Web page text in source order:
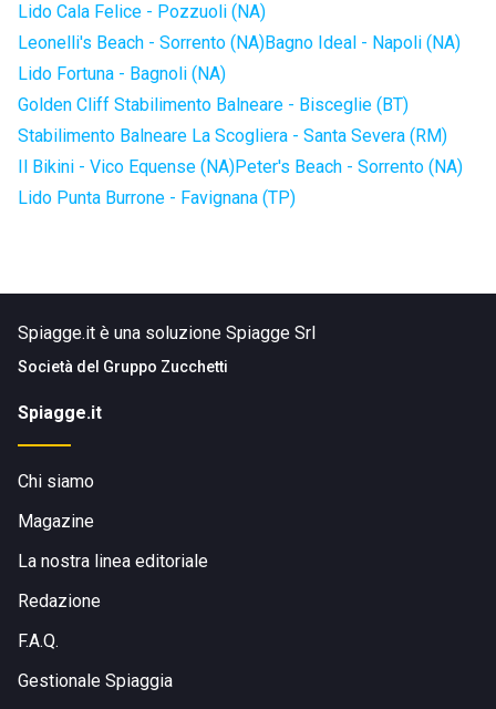
Lido Cala Felice - Pozzuoli (NA)
Leonelli's Beach - Sorrento (NA)Bagno Ideal - Napoli (NA)
Lido Fortuna - Bagnoli (NA)
Golden Cliff Stabilimento Balneare - Bisceglie (BT)
Stabilimento Balneare La Scogliera - Santa Severa (RM)
Il Bikini - Vico Equense (NA)Peter's Beach - Sorrento (NA)
Lido Punta Burrone - Favignana (TP)
Spiagge.it è una soluzione Spiagge Srl
Società del Gruppo Zucchetti
Spiagge.it
Chi siamo
Magazine
La nostra linea editoriale
Redazione
F.A.Q.
Gestionale Spiaggia